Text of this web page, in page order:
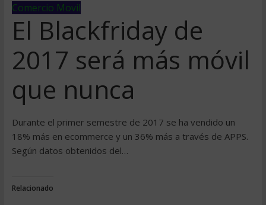
Comercio Movil
El Blackfriday de
2017 será más móvil
que nunca
Durante el primer semestre de 2017 se ha vendido un
18% más en ecommerce y un 36% más a través de APPS.
Según datos obtenidos del…
Relacionado